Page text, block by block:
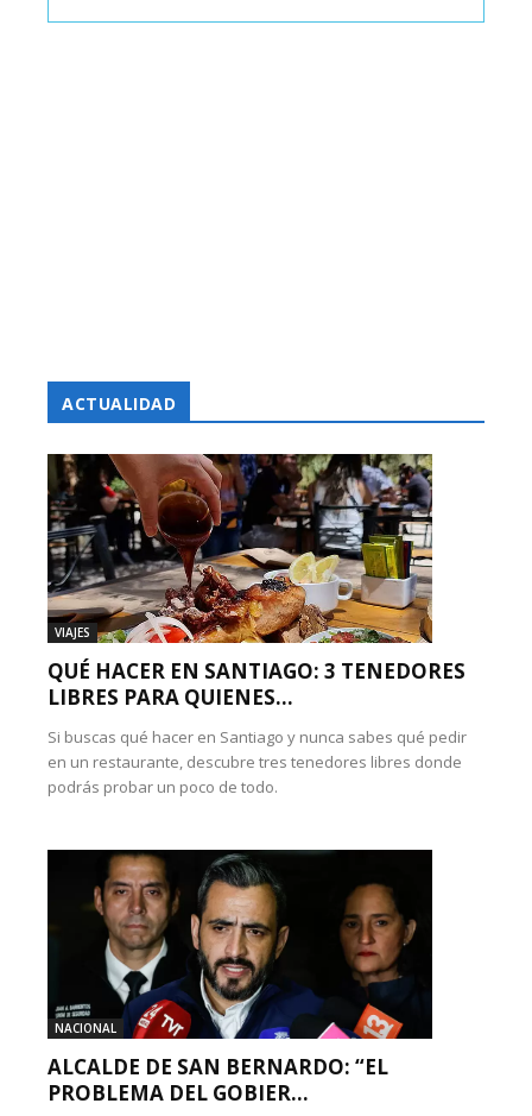
ACTUALIDAD
VIAJES
QUÉ HACER EN SANTIAGO: 3 TENEDORES
LIBRES PARA QUIENES...
Si buscas qué hacer en Santiago y nunca sabes qué pedir
en un restaurante, descubre tres tenedores libres donde
podrás probar un poco de todo.
NACIONAL
ALCALDE DE SAN BERNARDO: “EL
PROBLEMA DEL GOBIER...